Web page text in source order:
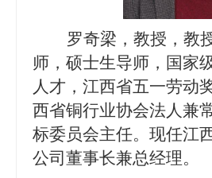
罗奇梁， 教授，教
师，硕士生导师，国家
人才，江西省五一劳动
西省铜行业协会法人兼
标委员会主任。 现任江
公司董事长兼总经理。